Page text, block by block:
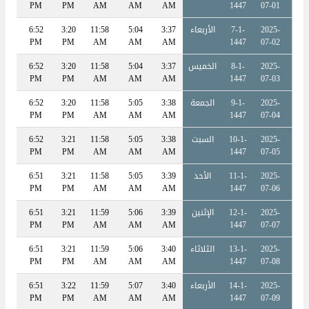
07-01
1447
AM
AM
AM
PM
PM
2025-
07-02
7-1-
1447
الأربعاء
3:37
AM
5:04
AM
11:58
AM
3:20
PM
6:52
PM
2025-
07-03
8-1-
1447
الخميس
3:37
AM
5:04
AM
11:58
AM
3:20
PM
6:52
PM
2025-
07-04
9-1-
1447
الجمعة
3:38
AM
5:05
AM
11:58
AM
3:20
PM
6:52
PM
2025-
07-05
10-1-
1447
السبت
3:38
AM
5:05
AM
11:58
AM
3:21
PM
6:52
PM
2025-
07-06
11-1-
1447
الأحد
3:39
AM
5:05
AM
11:58
AM
3:21
PM
6:51
PM
2025-
07-07
12-1-
1447
الإثنين
3:39
AM
5:06
AM
11:59
AM
3:21
PM
6:51
PM
2025-
07-08
13-1-
1447
الثلاثاء
3:40
AM
5:06
AM
11:59
AM
3:21
PM
6:51
PM
2025-
07-09
14-1-
1447
الأربعاء
3:40
AM
5:07
AM
11:59
AM
3:22
PM
6:51
PM